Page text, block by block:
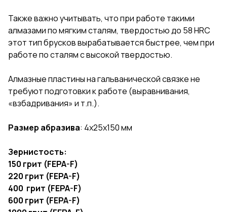
Также важно учитывать, что при работе такими
алмазами по мягким сталям, твердостью до 58 HRC
этот тип брусков вырабатывается быстрее, чем при
работе по сталям с высокой твердостью.
Алмазные пластины на гальванической связке не
требуют подготовки к работе (выравнивания,
«взбадривания» и т.п.).
Размер абразива: 4х25х150 мм
Зернистость:
150 грит (FEPA-F)
220 грит (FEPA-F)
400 грит (FEPA-F)
600 грит (FEPA-F)